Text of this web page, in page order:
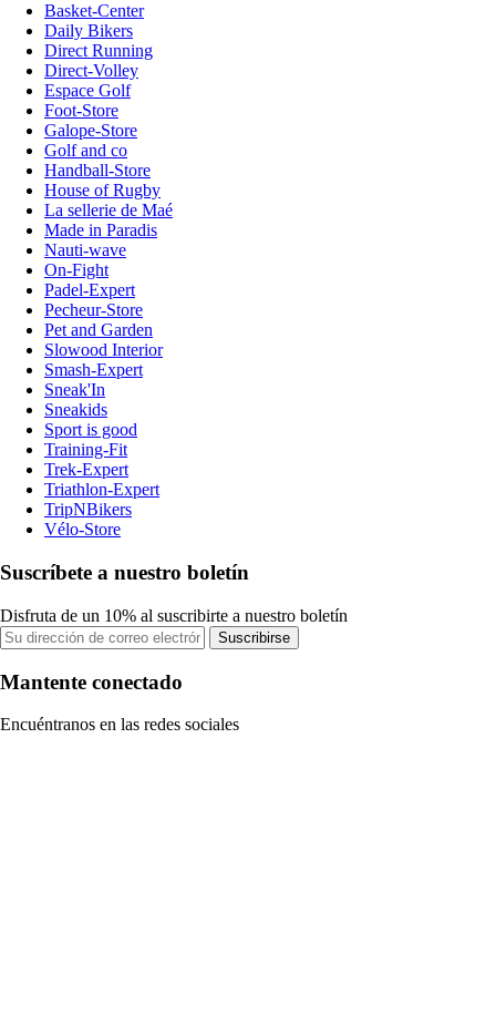
Basket-Center
Daily Bikers
Direct Running
Direct-Volley
Espace Golf
Foot-Store
Galope-Store
Golf and co
Handball-Store
House of Rugby
La sellerie de Maé
Made in Paradis
Nauti-wave
On-Fight
Padel-Expert
Pecheur-Store
Pet and Garden
Slowood Interior
Smash-Expert
Sneak'In
Sneakids
Sport is good
Training-Fit
Trek-Expert
Triathlon-Expert
TripNBikers
Vélo-Store
Suscríbete a nuestro boletín
Disfruta de un 10% al suscribirte a nuestro boletín
Suscribirse
Mantente conectado
Encuéntranos en las redes sociales